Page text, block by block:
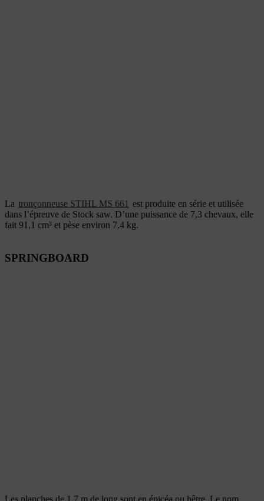
La tronçonneuse STIHL MS 661 est produite en série et utilisée
dans l’épreuve de Stock saw. D’une puissance de 7,3 chevaux, elle
fait 91,1 cm³ et pèse environ 7,4 kg.
SPRINGBOARD
Les planches de 1,7 m de long sont en épicéa ou hêtre. Le nom